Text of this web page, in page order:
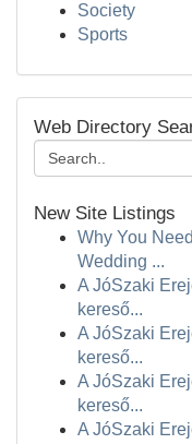
Society
Sports
Web Directory
New Site Listings
Why You
Wedding ...
A JóSzaki
kereső...
A JóSzaki
kereső...
A JóSzaki
kereső...
A JóSzaki